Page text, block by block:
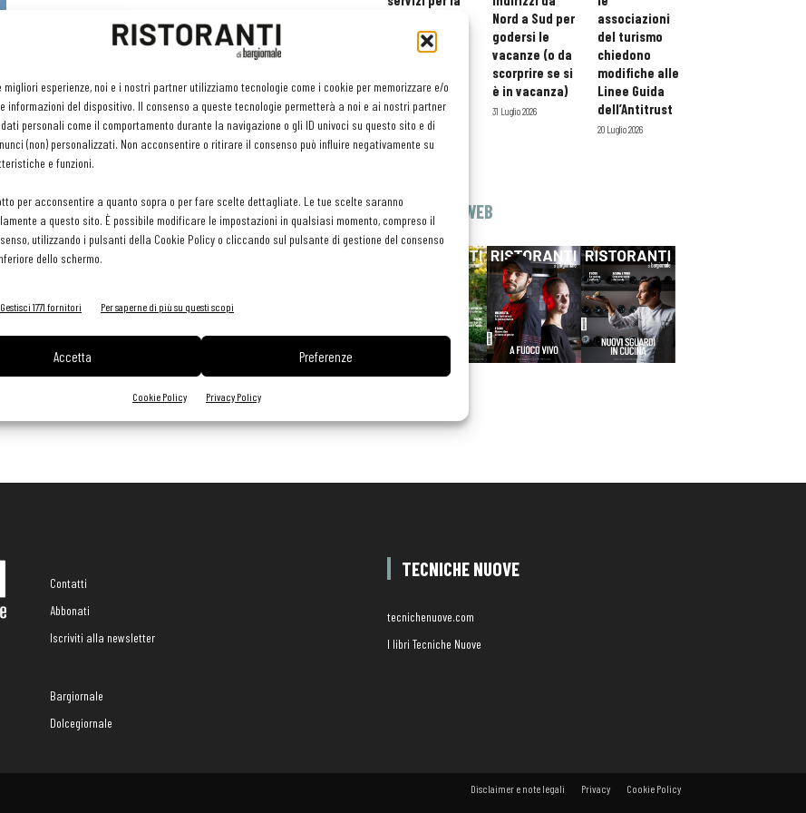
migliori esperienze, noi e i nostri partner utilizziamo tecnologie come i cookie per memorizzare e/o
informazioni del dispositivo. Il consenso a queste tecnologie permetterà a noi e ai nostri partner
personali come il comportamento durante la navigazione o gli ID univoci su questo sito e di
(non) personalizzati. Non acconsentire o ritirare il consenso può influire negativamente su
e funzioni.
per acconsentire a quanto sopra o per fare scelte dettagliate. Le tue scelte saranno
a questo sito. È possibile modificare le impostazioni in qualsiasi momento, compreso il
utilizzando i pulsanti della Cookie Policy o cliccando sul pulsante di gestione del consenso
dello schermo.
Gestisci 1771 fornitori Per saperne di più su questi scopi
Accetta Preferenze
Cookie Policy Privacy Policy
orario esteso
e tessera
professionisti
HoReCa
29 Luglio 2026
Nord a Sud per
godersi le
vacanze (o da
scorprire se si
è in vacanza)
31 Luglio 2026
associazioni
del turismo
chiedono
modifiche alle
Linee Guida
dell’Antitrust
20 Luglio 2026
EDICOLA WEB
Contatti
Abbonati
Iscriviti alla newsletter
Bargiornale
Dolcegiornale
TECNICHE NUOVE
tecnichenuove.com
I libri Tecniche Nuove
Disclaimer e note legali Privacy Cookie Policy